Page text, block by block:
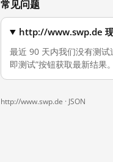
常见问题
http://www.swp.de 现
最近 90 天内我们没有测
即测试”按钮获取最新结果。
http://www.swp.de · JSON